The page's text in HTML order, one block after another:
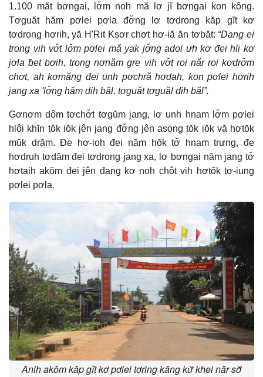
1.100 măt bơngai, lơ̆m noh mă lơ jĭ bơngai kon kông.
Tơguăt hăm pơlei pơla đơ̆ng lơ tơdrong kăp gĭt kơ
tơdrong hơrih, yă H'Rit Ksơr chơt hơ-iă ăn tơbăt: “Dang ei
trong vih vơ̆t lơ̆m pơlei mă yak jơ̆ng adoi ưh kơ đei hli kơ
jơla ƀet bơih, trong nơnăm gre vih vơ̆t roi năr roi kơdrơ̆m
chơt, ah kơmăng đei unh pơchră hơdah, kon pơlei hơrih
jang xa 'lơ̆ng hăm dih băl, tơguăt tơguăl dih băl”.
Gơnơm dôm tơchơ̆t tơgŭm jang, lơ unh hnam lơ̆m pơlei
hlôi khĭn tŏk iŏk jên jang đơ̆ng jên asong tŏk iŏk vă hơtŏk
mŭk drăm. Đe hơ-ioh đei năm hŏk tơ̆ hnam trưng, đe
hơdruh tơdăm đei tơdrong jang xa, lơ bơngai năm jang tơ̆
hơtaih akŏm đei jên đang kơ noh chôt vih hơtŏk tơ-iung
pơlei pơla.
Anih akŏm kăp gĭt kơ pơlei tơring kăng kư̆ khei năr sơ̆